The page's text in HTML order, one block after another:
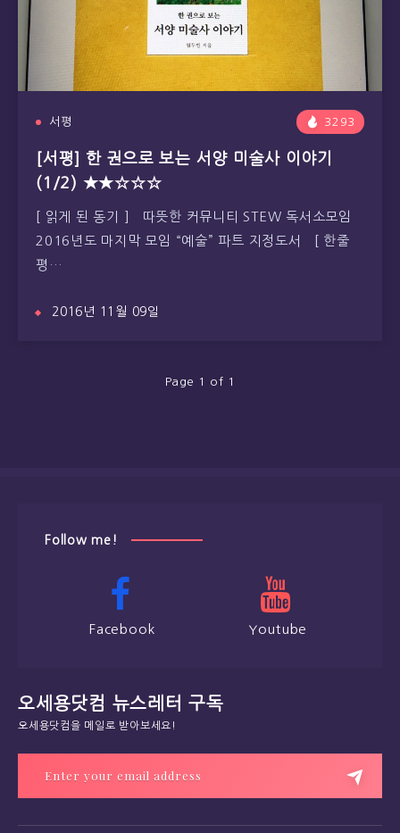
서평 3293
[서평] 한 권으로 보는 서양 미술사 이야기
(1/2) ★★☆☆☆
[ 읽게 된 동기 ] 따뜻한 커뮤니티 STEW 독서소모임
2016년도 마지막 모임 “예술” 파트 지정도서 [ 한줄
평…
2016년 11월 09일
Page 1 of 1
Follow me!
Facebook Youtube
오세용닷컴 뉴스레터 구독
오세용닷컴을 메일로 받아보세요!